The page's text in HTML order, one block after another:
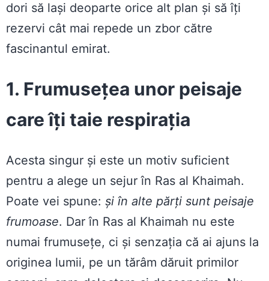
dori să lași deoparte orice alt plan și să îți
rezervi cât mai repede un zbor către
fascinantul emirat.
1. Frumusețea unor peisaje
care îți taie respirația
Acesta singur și este un motiv suficient
pentru a alege un sejur în Ras al Khaimah.
Poate vei spune: și în alte părți sunt peisaje
frumoase. Dar în Ras al Khaimah nu este
numai frumusețe, ci și senzația că ai ajuns la
originea lumii, pe un tărâm dăruit primilor